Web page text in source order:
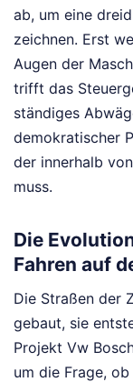
ab, um eine
zeichnen. Erst
Augen der
trifft das
ständiges
demokratischer
der innerhalb
muss.
Die
Fahren auf
Die Straßen der
gebaut, sie
Projekt Vw
um die Frage,